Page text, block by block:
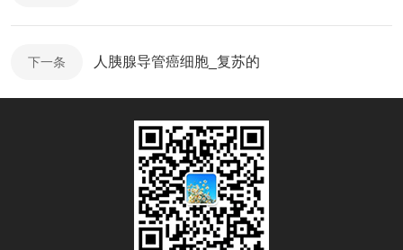
下一条 人胰腺导管癌细胞_复苏的